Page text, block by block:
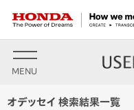
MENU
オデッセイ 検索結果一覧